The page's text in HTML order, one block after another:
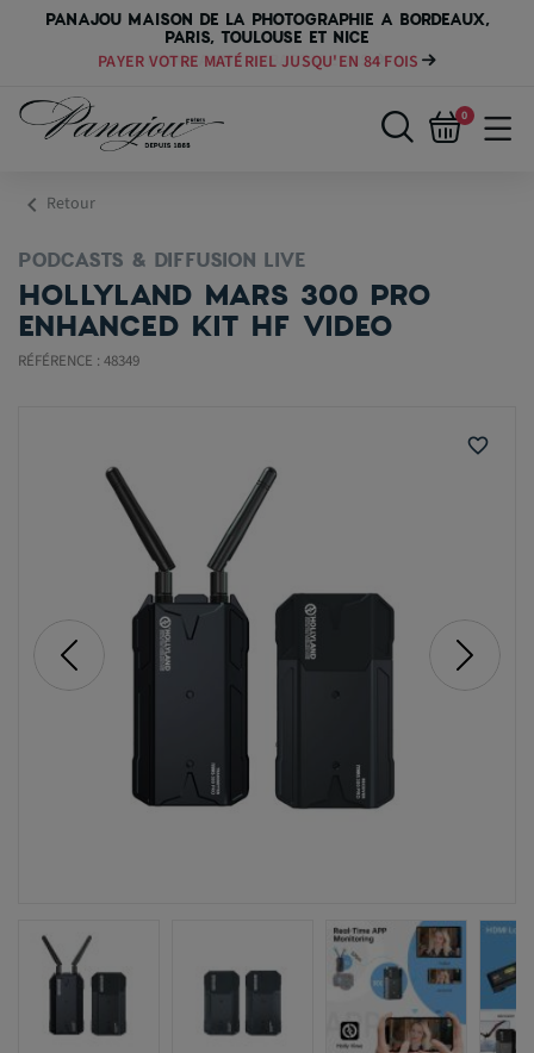
PANAJOU MAISON DE LA PHOTOGRAPHIE A BORDEAUX,
PARIS, TOULOUSE ET NICE
PAYER VOTRE MATÉRIEL JUSQU'EN 84 FOIS
0
chevron_left Retour
PODCASTS & DIFFUSION LIVE
HOLLYLAND MARS 300 PRO
ENHANCED KIT HF VIDEO
RÉFÉRENCE : 48349
favorite_border